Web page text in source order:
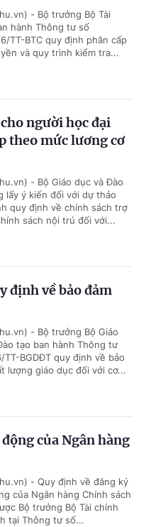
- Bộ trưởng Bộ Tài
hành Thông tư số
TT-BTC quy định phân cấp
và quy trình kiểm tra...
người học đại
theo mức lương cơ
- Bộ Giáo dục và Đào
lấy ý kiến đối với dự thảo
quy định về chính sách trợ
sách nội trú đối với...
định về bảo đảm
- Bộ trưởng Bộ Giáo
tạo ban hành Thông tư
TT-BGDĐT quy định về bảo
lượng giáo dục đối với cơ...
của Ngân hàng
- Quy định về đăng ký
của Ngân hàng Chính sách
Bộ trưởng Bộ Tài chính
tại Thông tư số...